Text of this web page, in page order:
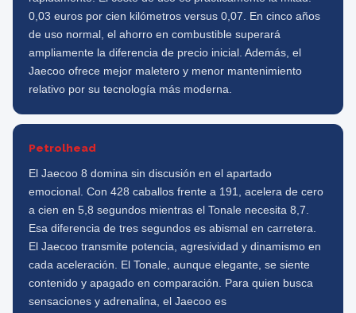
0,03 euros por cien kilómetros versus 0,07. En cinco años
de uso normal, el ahorro en combustible superará
ampliamente la diferencia de precio inicial. Además, el
Jaecoo ofrece mejor maletero y menor mantenimiento
relativo por su tecnología más moderna.
Petrolhead
El Jaecoo 8 domina sin discusión en el apartado
emocional. Con 428 caballos frente a 191, acelera de cero
a cien en 5,8 segundos mientras el Tonale necesita 8,7.
Esa diferencia de tres segundos es abismal en carretera.
El Jaecoo transmite potencia, agresividad y dinamismo en
cada aceleración. El Tonale, aunque elegante, se siente
contenido y apagado en comparación. Para quien busca
sensaciones y adrenalina, el Jaecoo es